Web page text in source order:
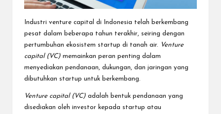
lebih
Industri venture capital di Indonesia telah berkembang
pesat dalam beberapa tahun terakhir, seiring dengan
pertumbuhan ekosistem startup di tanah air.
Venture
capital (VC) memainkan peran penting dalam
menyediakan pendanaan, dukungan, dan jaringan yang
dibutuhkan startup untuk berkembang.
Venture capital (VC) adalah bentuk pendanaan yang
disediakan oleh investor kepada startup atau